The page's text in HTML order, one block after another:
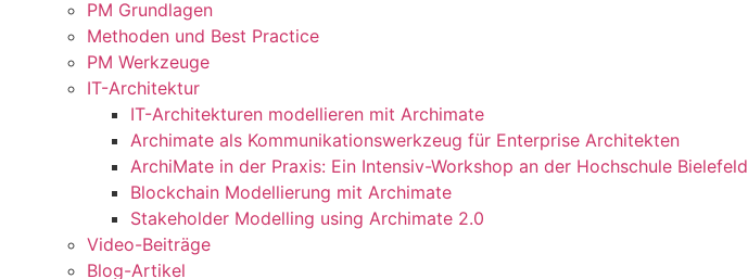
PM Grundlagen
Methoden und Best Practice
PM Werkzeuge
IT-Architektur
IT-Architekturen modellieren mit Archimate
Archimate als Kommunikationswerkzeug für Enterprise Architekten
ArchiMate in der Praxis: Ein Intensiv-Workshop an der Hochschule Bielefeld
Blockchain Modellierung mit Archimate
Stakeholder Modelling using Archimate 2.0
Video-Beiträge
Blog-Artikel